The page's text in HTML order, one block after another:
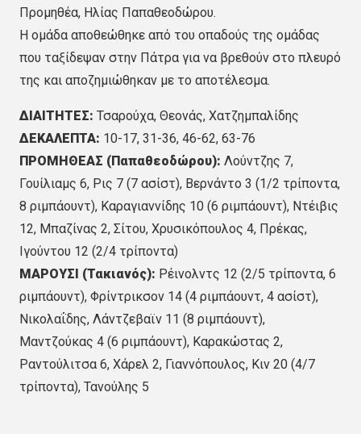
Προμηθέα, Ηλίας Παπαθεοδώρου.
Η ομάδα αποθεώθηκε από του οπαδούς της ομάδας
που ταξίδεψαν στην Πάτρα για να βρεθούν στο πλευρό
της και αποζημιώθηκαν με το αποτέλεσμα.
ΔΙΑΙΤΗΤΕΣ: Τσαρούχα, Θεονάς, Χατζημπαλίδης
ΔΕΚΑΛΕΠΤΑ: 10-17, 31-36, 46-62, 63-76
ΠΡΟΜΗΘΕΑΣ (Παπαθεοδώρου): Λούντζης 7,
Γουίλιαμς 6, Ρις 7 (7 ασίστ), Βερνάντο 3 (1/2 τρίποντα,
8 ριμπάουντ), Καραγιαννίδης 10 (6 ριμπάουντ), Ντέιβις
12, Μπαζίνας 2, Σίτου, Χρυσικόπουλος 4, Πρέκας,
Ιγούντου 12 (2/4 τρίποντα)
ΜΑΡΟΥΣΙ (Τακιανός): Ρέινολντς 12 (2/5 τρίποντα, 6
ριμπάουντ), Φρίντρικσον 14 (4 ριμπάουντ, 4 ασίστ),
Νικολαΐδης, Λάντζεβαϊν 11 (8 ριμπάουντ),
Μαντζούκας 4 (6 ριμπάουντ), Καρακώστας 2,
Ραντούλιτσα 6, Χάρελ 2, Γιαννόπουλος, Κιν 20 (4/7
τρίποντα), Τανούλης 5